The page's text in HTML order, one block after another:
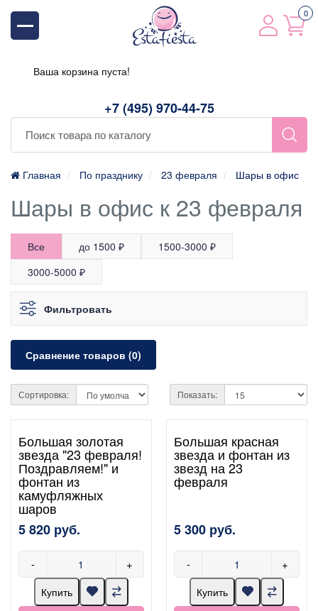
+7 (495) 970-44-75
0
Ваша корзина пуста!
Главная По празднику 23 февраля Шары в офис
Шары в офис к 23 февраля
Все до 1500 ₽
1500-3000 ₽
3000-5000 ₽
Фильтровать
Сравнение товаров (0)
Сортировка: Показать:
Большая золотая
звезда "23 февраля!
Поздравляем!" и
фонтан из
камуфляжных
шаров
5 820 руб.
- +
Купить
Большая красная
звезда и фонтан из
звезд на 23
февраля
5 300 руб.
- +
Купить